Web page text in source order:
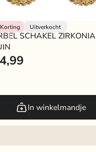
SCHAKEL ZIRKONIA
Uitverkocht
SCHAKEL ZIRKONIA
In winkelmandje